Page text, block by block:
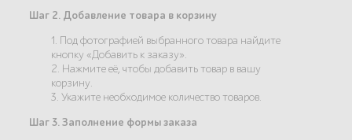
Шаг 2. Добавление товара в корзину
1. Под фотографией выбранного товара найдите
кнопку «Добавить к заказу».
2. Нажмите её, чтобы добавить товар в вашу
корзину.
3. Укажите необходимое количество товаров.
Шаг 3. Заполнение формы заказа